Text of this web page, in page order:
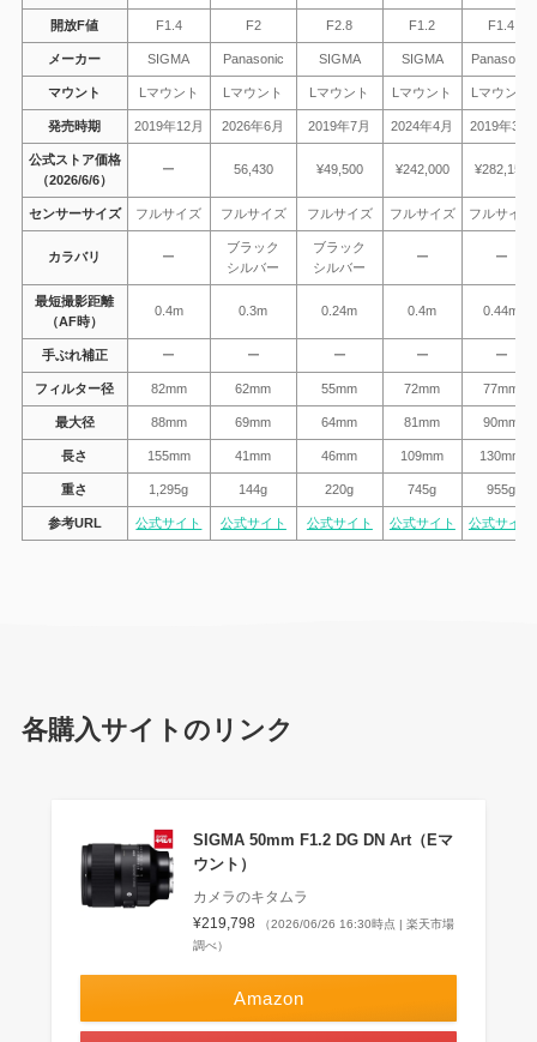
開放F値 F1.4 F2 F2.8 F1.2 F1.4
メーカー SIGMA Panasonic SIGMA SIGMA Panasonic
マウント Lマウント Lマウント Lマウント Lマウント Lマウント
発売時期 2019年12月 2026年6月 2019年7月 2024年4月 2019年3月
公式ストア価格
（2026/6/6）
ー 56,430 ¥49,500 ¥242,000 ¥282,150
センサーサイズ フルサイズ フルサイズ フルサイズ フルサイズ フルサイズ
カラバリ ー
ブラック
シルバー
ブラック
シルバー
ー ー
最短撮影距離
（AF時）
0.4m 0.3m 0.24m 0.4m 0.44m
手ぶれ補正 ー ー ー ー ー
フィルター径 82mm 62mm 55mm 72mm 77mm
最大径 88mm 69mm 64mm 81mm 90mm
長さ 155mm 41mm 46mm 109mm 130mm
重さ 1,295g 144g 220g 745g 955g
参考URL 公式サイト 公式サイト 公式サイト 公式サイト 公式サイト
各購入サイトのリンク
SIGMA 50mm F1.2 DG DN Art（Eマ
ウント）
カメラのキタムラ
¥219,798
（2026/06/26 16:30時点 | 楽天市場
調べ）
Amazon